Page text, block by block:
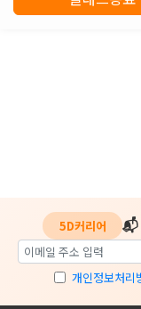
5D커리어 📬
개인정보처리